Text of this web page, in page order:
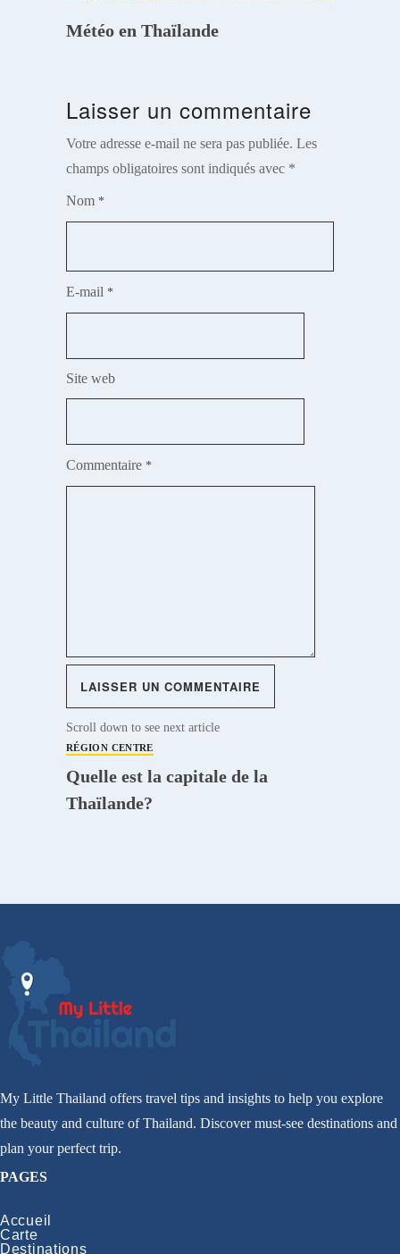
Météo en Thaïlande
Laisser un commentaire
Votre adresse e-mail ne sera pas publiée. Les
champs obligatoires sont indiqués avec *
Nom *
E-mail *
Site web
Commentaire *
Scroll down to see next article
RÉGION CENTRE
Quelle est la capitale de la
Thaïlande?
My Little Thailand offers travel tips and insights to help you explore
the beauty and culture of Thailand. Discover must-see destinations and
plan your perfect trip.
PAGES
Accueil
Carte
Destinations